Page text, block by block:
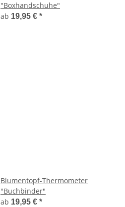
"Boxhandschuhe"
ab 19,95 € *
Blumentopf-Thermometer
"Buchbinder"
ab 19,95 € *